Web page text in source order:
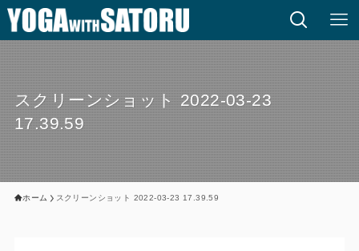
スクリーンショット 2022-03-23
17.39.59
ホーム スクリーンショット 2022-03-23 17.39.59